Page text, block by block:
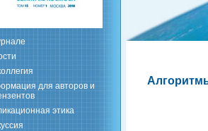
для авторов и
этика